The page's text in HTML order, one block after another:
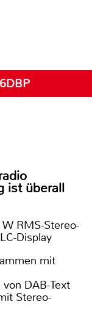
ist überall
RMS-Stereo-
Display
mit
DAB-Text
Stereo-